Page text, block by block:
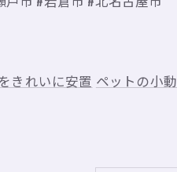
きれいに安置 ペットの小動